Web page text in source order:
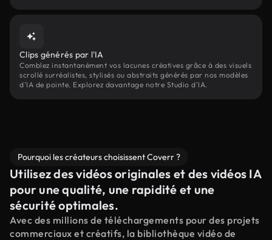
Clips générés par l'IA
Comblez instantanément vos lacunes créatives grâce à des visuels
scrollé surréalistes, stylisés ou abstraits générés par nos modèles
d'IA de pointe. Explorez davantage notre Studio d'IA.
Pourquoi les créateurs choisissent Coverr ?
Utilisez des vidéos originales et des vidéos IA
pour une qualité, une rapidité et une
sécurité optimales.
Avec des millions de téléchargements pour des projets
commerciaux et créatifs, la bibliothèque vidéo de